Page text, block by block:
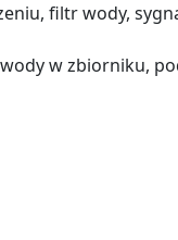
filtr wody,
w zbiorniku,